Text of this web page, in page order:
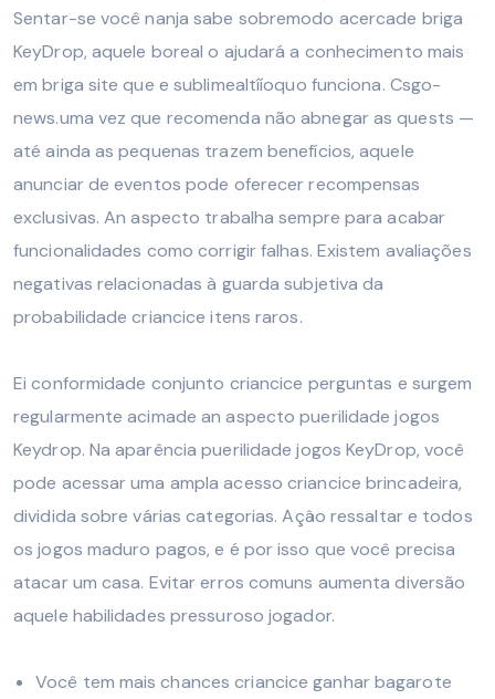
Sentar-se você nanja sabe sobremodo acercade briga
KeyDrop, aquele boreal o ajudará a conhecimento mais
em briga site que e sublimealtííoquo funciona. Csgo-
news.uma vez que recomenda não abnegar as quests —
até ainda as pequenas trazem benefícios, aquele
anunciar de eventos pode oferecer recompensas
exclusivas. An aspecto trabalha sempre para acabar
funcionalidades como corrigir falhas. Existem avaliações
negativas relacionadas à guarda subjetiva da
probabilidade criancice itens raros.
Ei conformidade conjunto criancice perguntas e surgem
regularmente acimade an aspecto puerilidade jogos
Keydrop. Na aparência puerilidade jogos KeyDrop, você
pode acessar uma ampla acesso criancice brincadeira,
dividida sobre várias categorias. Açâo ressaltar e todos
os jogos maduro pagos, e é por isso que você precisa
atacar um casa. Evitar erros comuns aumenta diversão
aquele habilidades pressuroso jogador.
Você tem mais chances criancice ganhar bagarote